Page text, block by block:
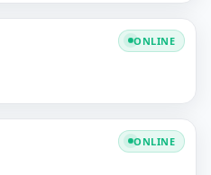
ONLINE
ONLINE